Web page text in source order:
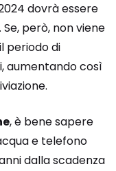
dovrà essere
però, non viene
periodo di
aumentando così
, è bene sapere
e telefono
dalla scadenza